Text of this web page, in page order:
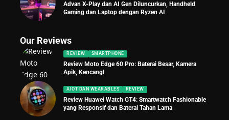
Advan X-Play dan AI Gen Diluncurkan, Handheld
Gaming dan Laptop dengan Ryzen AI
Our Reviews
REVIEW SMARTPHONE
Review Moto Edge 60 Pro: Baterai Besar, Kamera
Apik, Kencang!
AIOT DAN WEARABLES REVIEW
Review Huawei Watch GT4: Smartwatch Fashionable
yang Responsif dan Baterai Tahan Lama